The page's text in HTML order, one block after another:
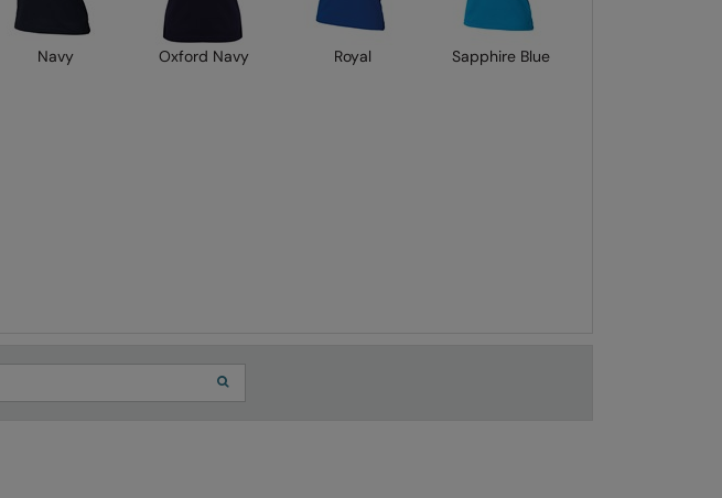
Navy Oxford Navy Royal Sapphire Blue